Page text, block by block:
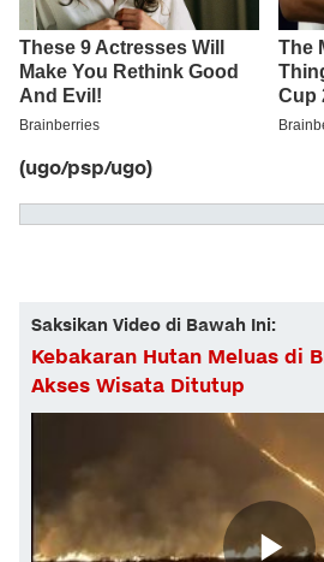
(ugo/psp/ugo)
Saksikan Video di Bawah Ini:
Kebakaran Hutan Meluas di
Akses Wisata Ditutup